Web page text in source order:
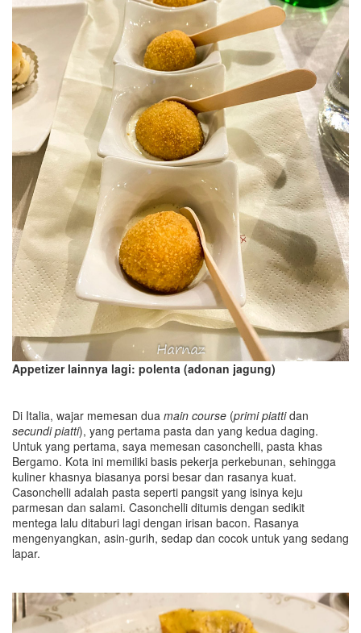
Appetizer lainnya lagi: polenta (adonan jagung)
Di Italia, wajar memesan dua main course (primi piattidan
secundi piatti), yang pertama pasta dan yang kedua daging.
Untuk yang pertama, saya memesan casonchelli, pasta khas
Bergamo. Kota ini memiliki basis pekerja perkebunan, sehingga
kuliner khasnya biasanya porsi besar dan rasanya kuat.
Casonchelli adalah pasta seperti pangsit yang isinya keju
parmesan dan salami. Casonchelli ditumis dengan sedikit
mentega lalu ditaburi lagi dengan irisan bacon. Rasanya
mengenyangkan, asin-gurih, sedap dan cocok untuk yang sedang
lapar.